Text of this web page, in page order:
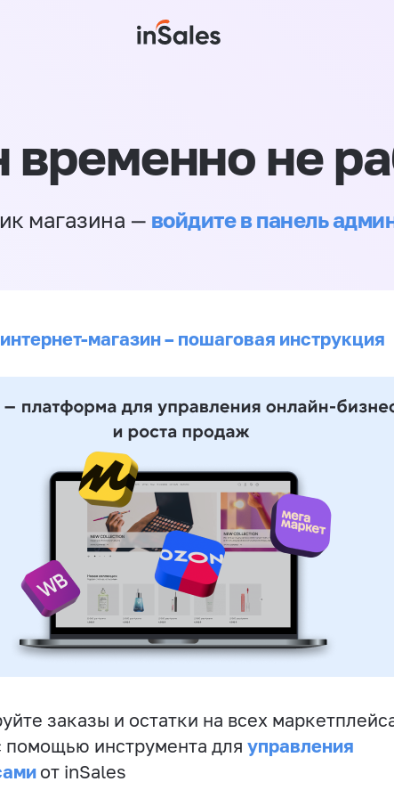
временно не
магазина — войдите в панель
магазин – пошаговая инструкция
заказы и остатки на всех
помощью инструмента для управления
от inSales